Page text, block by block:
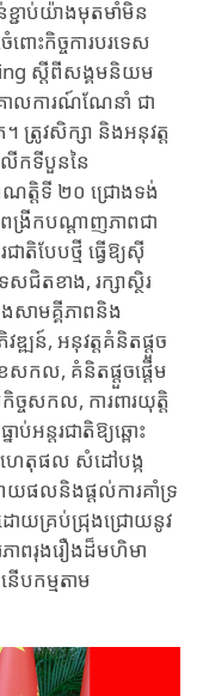
ខ្ជាប់យ៉ាងមុតមាំមិន
ោះកិច្ចការបរទេស
ស្តីពីសង្គមនិយម
លការណ៍ណែនាំ ជា
រូវសិក្សា និងអនុវត្ត
ើកទីបួននៃ
ណត្តិទី ២០ ​ជ្រោងទង់
រីកបណ្តាញភាពជា
តិបែបថ្មី ធ្វើឱ្យស៊ី
សជិតខាង, រក្សាស្ថិរ
សាមគ្គីភាព​និង
ឍន៍, អនុវត្តគំនិតផ្តួច
សកល, គំនិតផ្តួចផ្តើម
ចសកល, ការពារយុត្តិ
អន្តរជាតិឱ្យឆ្ពោះ
េតុផល​ សំដៅបង្ក
ផលនិងផ្តល់ការគាំទ្រ
ដោយគ្រប់ជ្រុងជ្រោយនូវ
ភាពរុងរឿងដ៏មហិមា
ើបកម្មតាម